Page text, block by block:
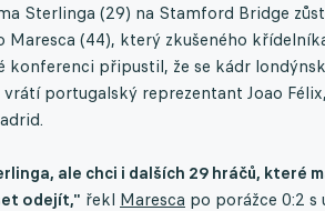
Sterlinga (29) na Stamford Bridge
Maresca (44), který zkušeného
konferenci připustil, že se kádr
vrátí portugalský reprezentant Joao
ale chci i dalších 29 hráčů, které
odejít," řekl Maresca po porážce 0:2